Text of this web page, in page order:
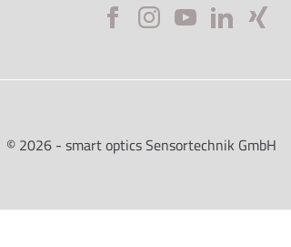
© 2026 - smart optics Sensortechnik GmbH